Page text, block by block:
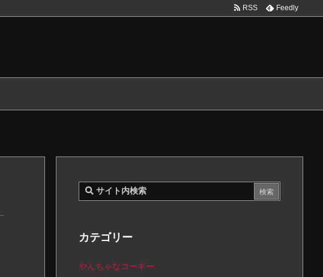
RSS Feedly
カテゴリー
やんちゃなコーギー